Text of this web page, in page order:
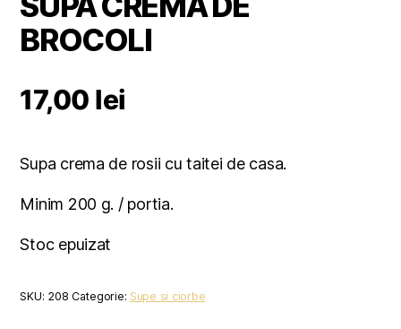
BROCOLI
17,00 lei
Supa crema de rosii cu taitei de casa.
Minim 200 g. / portia.
Stoc epuizat
SKU: 208 Categorie: Supe si ciorbe